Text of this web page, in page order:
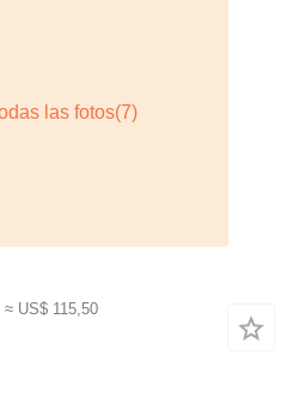
≈ US$ 115,50